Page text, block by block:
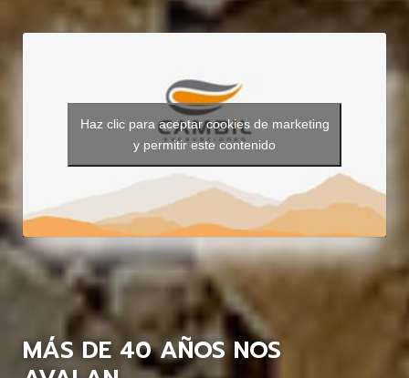
Haz clic para aceptar cookies de marketing
y permitir este contenido
MÁS DE 40 AÑOS NOS